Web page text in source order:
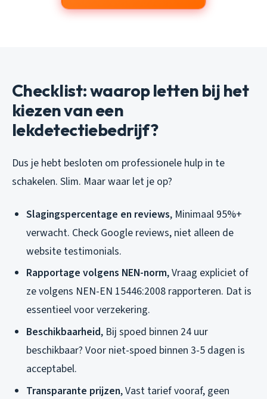
Checklist: waarop letten bij het
kiezen van een
lekdetectiebedrijf?
Dus je hebt besloten om professionele hulp in te
schakelen. Slim. Maar waar let je op?
Slagingspercentage en reviews, Minimaal 95%+
verwacht. Check Google reviews, niet alleen de
website testimonials.
Rapportage volgens NEN-norm, Vraag expliciet of
ze volgens NEN-EN 15446:2008 rapporteren. Dat is
essentieel voor verzekering.
Beschikbaarheid, Bij spoed binnen 24 uur
beschikbaar? Voor niet-spoed binnen 3-5 dagen is
acceptabel.
Transparante prijzen, Vast tarief vooraf, geen